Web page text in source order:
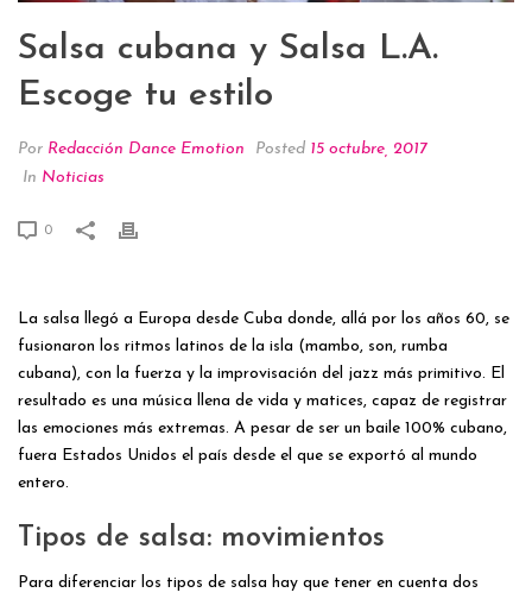
Salsa cubana y Salsa L.A.
Escoge tu estilo
Por Redacción Dance Emotion Posted 15 octubre, 2017
In Noticias
0
La salsa llegó a Europa desde Cuba donde, allá por los años 60, se
fusionaron los ritmos latinos de la isla (mambo, son, rumba
cubana), con la fuerza y la improvisación del jazz más primitivo. El
resultado es una música llena de vida y matices, capaz de registrar
las emociones más extremas. A pesar de ser un baile 100% cubano,
fuera Estados Unidos el país desde el que se exportó al mundo
entero.
Tipos de salsa: movimientos
Para diferenciar los tipos de salsa hay que tener en cuenta dos